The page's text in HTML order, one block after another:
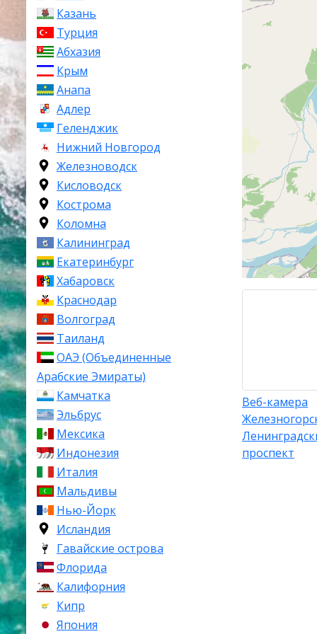
Казань
Турция
Абхазия
Крым
Анапа
Адлер
Геленджик
Нижний Новгород
Железноводск
Кисловодск
Кострома
Коломна
Калининград
Екатеринбург
Хабаровск
Краснодар
Волгоград
Таиланд
ОАЭ (Объединенные
Арабские Эмираты)
Камчатка
Эльбрус
Мексика
Индонезия
Италия
Мальдивы
Нью-Йорк
Исландия
Гавайские острова
Флорида
Калифорния
Кипр
Япония
Железногорск
статус
человек, а
Красноярска.
федеральных
Кемерово –
Кызыл –
История
атомной и
вклад в
Веб-камера
проспект